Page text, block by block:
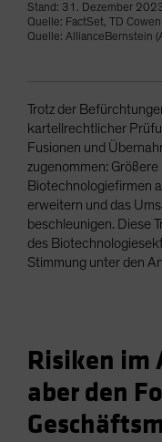
Stand: 31. Dezember
Quelle: FactSet, TD
Quelle: AllianceBernstein
Trotz der
kartellrechtlicher
Fusionen und
zugenommen:
Biotechnologiefirmen
erweitern und das
beschleunigen. Diese
des
Stimmung unter den
Risiken im
aber den